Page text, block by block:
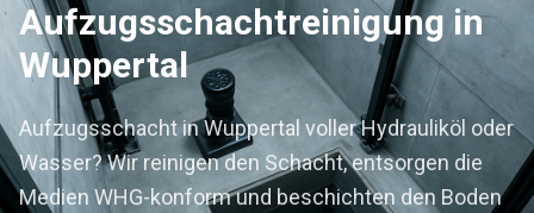
Aufzugsschachtreinigung in
Wuppertal
Aufzugsschacht in Wuppertal voller Hydrauliköl oder
Wasser? Wir reinigen den Schacht, entsorgen die
Medien WHG-konform und beschichten den Boden